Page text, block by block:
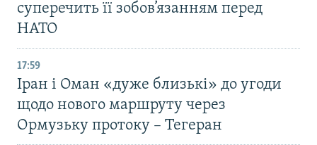
суперечить її зобов’язанням перед
НАТО
17:59
Іран і Оман «дуже близькі» до угоди
щодо нового маршруту через
Ормузьку протоку – Тегеран